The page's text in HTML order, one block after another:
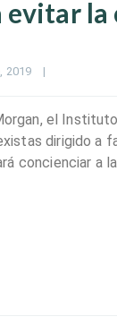
2019 |
el
dirigido a
concienciar a